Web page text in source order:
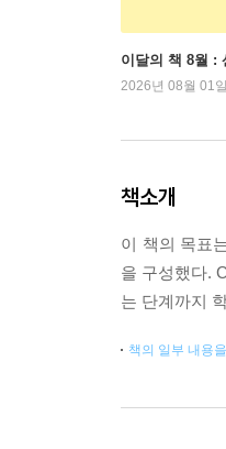
이달의 책 8월 :
2026년 08월 01
책소개
이 책의 목표
을 구성했다.
는 단계까지
책의 일부 내용